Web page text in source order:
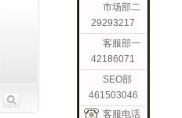
市场部二
29293217
客服部一
42186071
SEO部
461503046
客服电话